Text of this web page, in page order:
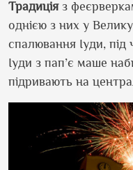
Традиціяз
однією з них у
спалювання Іуди, під
Іуди з пап’є маше
підривають на